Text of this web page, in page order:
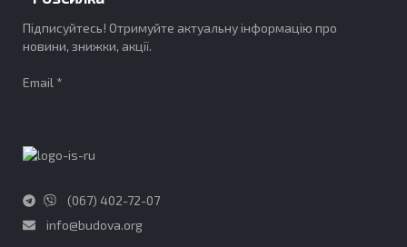
Підписуйтесь! Отримуйте актуальну інформацію про
новини, знижки, акції.
Email *
(067) 402-72-07
info@budova.org